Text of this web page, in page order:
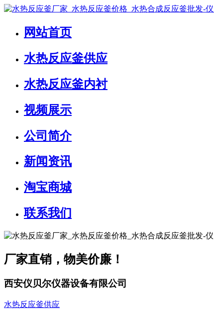
网站首页
水热反应釜供应
水热反应釜内衬
视频展示
公司简介
新闻资讯
淘宝商城
联系我们
厂家直销，物美价廉！
西安仪贝尔仪器设备有限公司
水热反应釜供应